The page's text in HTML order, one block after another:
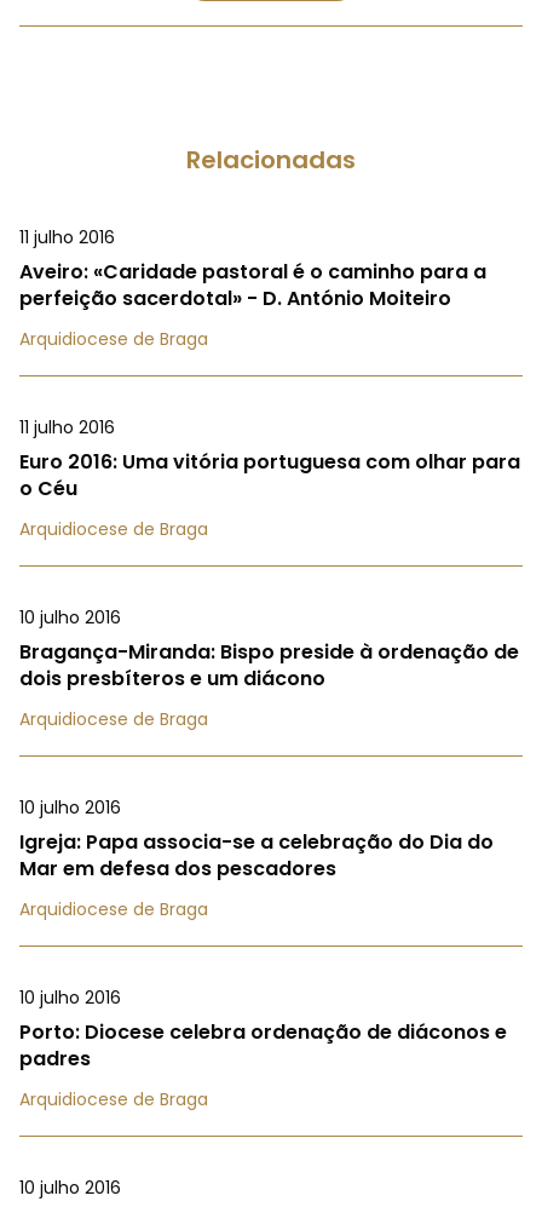
Relacionadas
11 julho 2016
Aveiro: «Caridade pastoral é o caminho para a
perfeição sacerdotal» - D. António Moiteiro
Arquidiocese de Braga
11 julho 2016
Euro 2016: Uma vitória portuguesa com olhar para
o Céu
Arquidiocese de Braga
10 julho 2016
Bragança-Miranda: Bispo preside à ordenação de
dois presbíteros e um diácono
Arquidiocese de Braga
10 julho 2016
Igreja: Papa associa-se a celebração do Dia do
Mar em defesa dos pescadores
Arquidiocese de Braga
10 julho 2016
Porto: Diocese celebra ordenação de diáconos e
padres
Arquidiocese de Braga
10 julho 2016